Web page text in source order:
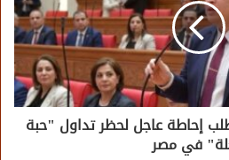
إحاطة عاجل لحظر تداول "حبة
في مصر